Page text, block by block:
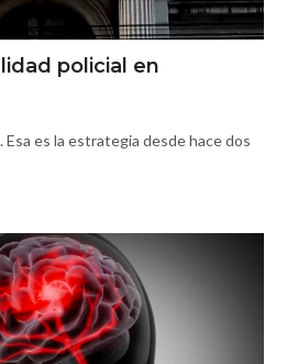
policial en
Esa es la estrategia desde hace dos